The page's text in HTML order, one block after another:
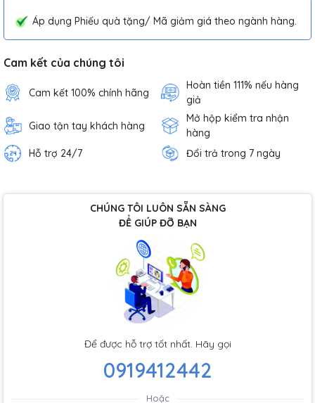
Áp dụng Phiếu quà tặng/ Mã giảm giá theo ngành hàng.
Cam kết của chúng tôi
Cam kết 100% chính hãng
Hoàn tiền 111% nếu hàng
giả
Giao tận tay khách hàng
Mở hộp kiểm tra nhận
hàng
Hỗ trợ 24/7
Đổi trả trong 7 ngày
CHÚNG TÔI LUÔN SẴN SÀNG
ĐỂ GIÚP ĐỠ BẠN
Để được hỗ trợ tốt nhất. Hãy gọi
0919412442
Hoặc